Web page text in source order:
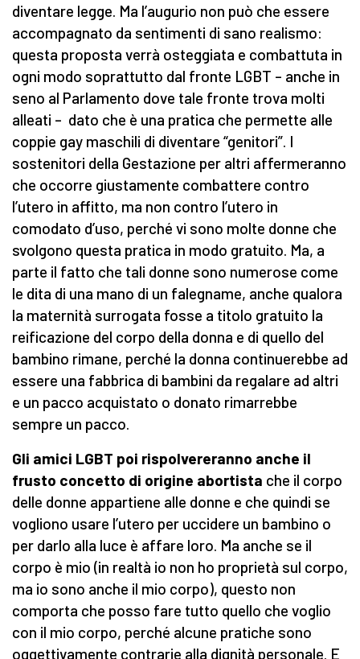
diventare legge. Ma l’augurio non può che essere
accompagnato da sentimenti di sano realismo:
questa proposta verrà osteggiata e combattuta in
ogni modo soprattutto dal fronte LGBT – anche in
seno al Parlamento dove tale fronte trova molti
alleati – dato che è una pratica che permette alle
coppie gay maschili di diventare “genitori”. I
sostenitori della Gestazione per altri affermeranno
che occorre giustamente combattere contro
l’utero in affitto, ma non contro l’utero in
comodato d’uso, perché vi sono molte donne che
svolgono questa pratica in modo gratuito. Ma, a
parte il fatto che tali donne sono numerose come
le dita di una mano di un falegname, anche qualora
la maternità surrogata fosse a titolo gratuito la
reificazione del corpo della donna e di quello del
bambino rimane, perché la donna continuerebbe ad
essere una fabbrica di bambini da regalare ad altri
e un pacco acquistato o donato rimarrebbe
sempre un pacco.
Gli amici LGBT poi rispolvereranno anche il
frusto concetto di origine abortista che il corpo
delle donne appartiene alle donne e che quindi se
vogliono usare l’utero per uccidere un bambino o
per darlo alla luce è affare loro. Ma anche se il
corpo è mio (in realtà io non ho proprietà sul corpo,
ma io sono anche il mio corpo), questo non
comporta che posso fare tutto quello che voglio
con il mio corpo, perché alcune pratiche sono
oggettivamente contrarie alla dignità personale. E